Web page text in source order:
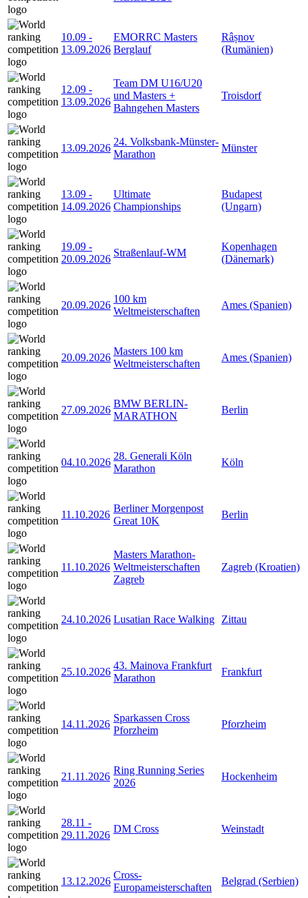
10.09 -
13.09.2026
EMORRC Masters
Berglauf
Râșnov
(Rumänien)
12.09 -
13.09.2026
Team DM U16/U20
und Masters +
Bahngehen Masters
Troisdorf
13.09.2026
24. Volksbank-Münster-
Marathon
Münster
13.09 -
14.09.2026
Ultimate
Championships
Budapest
(Ungarn)
19.09 -
20.09.2026
Straßenlauf-WM
Kopenhagen
(Dänemark)
20.09.2026
100 km
Weltmeisterschaften
Ames (Spanien)
20.09.2026
Masters 100 km
Weltmeisterschaften
Ames (Spanien)
27.09.2026
BMW BERLIN-
MARATHON
Berlin
04.10.2026
28. Generali Köln
Marathon
Köln
11.10.2026
Berliner Morgenpost
Great 10K
Berlin
11.10.2026
Masters Marathon-
Weltmeisterschaften
Zagreb
Zagreb (Kroatien)
24.10.2026 Lusatian Race Walking Zittau
25.10.2026
43. Mainova Frankfurt
Marathon
Frankfurt
14.11.2026
Sparkassen Cross
Pforzheim
Pforzheim
21.11.2026
Ring Running Series
2026
Hockenheim
28.11 -
29.11.2026
DM Cross Weinstadt
13.12.2026
Cross-
Europameisterschaften
Belgrad (Serbien)